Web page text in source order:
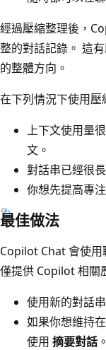
經過壓縮整理後，
整的對話記錄。 這
的整體方向。
在下列情況下使用壓
上下文使用量
文。
對話串已經很
你想先提高專
最佳做法
Copilot Chat 會使用
僅提供 Copilot 相關
使用新的對話
如果你想維持
使用 摘要對話 。